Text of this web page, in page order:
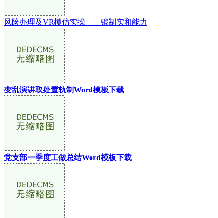
风险办理及VR模仿实操——锻制实和能力
变乱演讲取处置轨制Word模板下载
党支部一季度工做总结Word模板下载